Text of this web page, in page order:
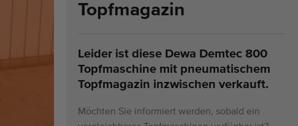
Topfmagazin
Leider ist diese Dewa Demtec 800
Topfmaschine mit pneumatischem
Topfmagazin inzwischen verkauft.
Möchten Sie informiert werden, sobald ein